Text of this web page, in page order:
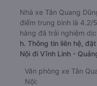
Nhà xe Tân Quang
điểm trung bình là 4.2/
hàng đã trải nghiệm
h. Thông tin liên hệ,
Nội đi Vĩnh Linh -
Văn phòng xe Tân
Nội: